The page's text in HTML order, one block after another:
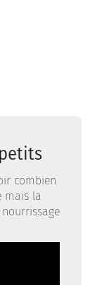
combien
mais la